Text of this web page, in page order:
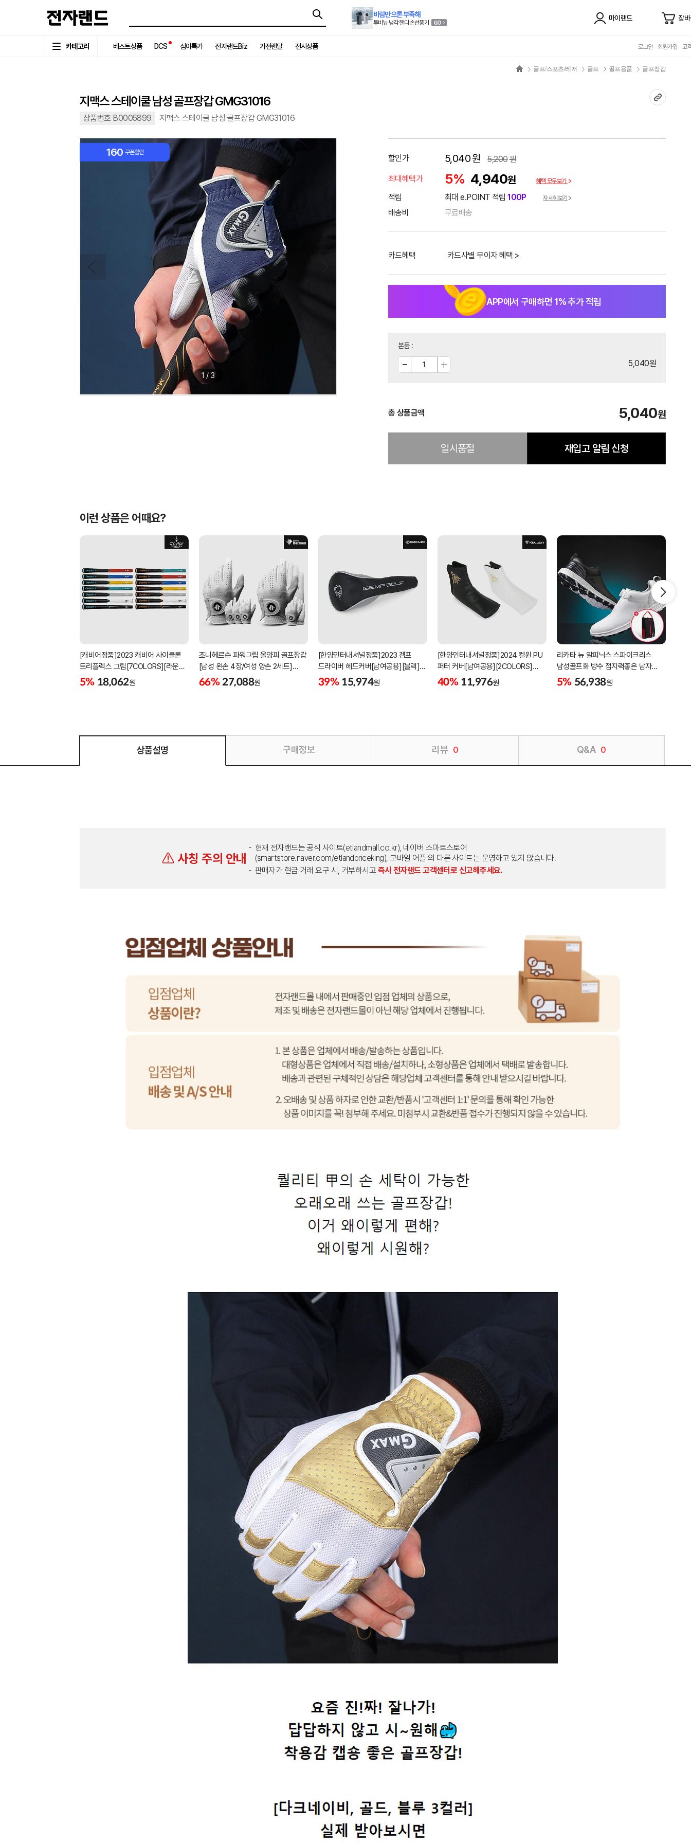
바람만으론 부족해
투비뉴 냉각 핸디 손선풍기
마이랜드 장
카테고리 베스트상품 DCS 심야특가 전자랜드Biz 가전렌탈 전시상품 로그인 회원가입 고
골프/스포츠/레저 골프 골프용품 골프장갑
지맥스 스테이쿨 남성 골프장갑 GMG31016
상품번호 B0005899 지맥스 스테이쿨 남성 골프장갑 GMG31016
160 쿠폰할인
1 / 3
할인가 5,040원 5,200원
최대혜택가
5% 4,940원 혜택 모두보기
적립 최대 e.POINT 적립100P 자세히보기
배송비 무료배송
카드혜택 카드사별 무이자 혜택 >
APP에서 구매하면 1% 추가 적립
본품:
5,040원
총 상품금액 5,040원
일시품절 재입고 알림 신청
이런 상품은 어때요?
[캐비어정품]2023 캐비어 사이클론
트리플렉스 그립[7COLORS][라운드]
[39g/42g/46g/50g][R/S 토크]
5% 18,062원
조니헤르슨 파워그립 올양피 골프장갑
[남성 왼손 4장/여성 양손 2세트]
[화이트][케이스포함]
66% 27,088원
[한양인터내셔널정품]2023 겜프
드라이버 헤드커버[남여공용][블랙]
[HD-302]
39% 15,974원
[한양인터내셔널정품]2024 켈윈 PU
퍼터 커버[남여공용][2COLORS]
[KW-PC320]
40% 11,976원
리카타 뉴 알피닉스 스파이크리스
남성골프화 방수 접지력좋은 남자
골프신발 C27102/신발가방제공
5% 56,938원
상품설명 구매정보 리뷰 0 Q&A 0
사칭 주의 안내
현재 전자랜드는 공식 사이트(etlandmall.co.kr), 네이버 스마트스토어
(smartstore.naver.com/etlandpriceking), 모바일 어플 외 다른 사이트는 운영하고 있지 않습니다.
판매자가 현금 거래 요구 시, 거부하시고 즉시 전자랜드 고객센터로 신고해주세요.